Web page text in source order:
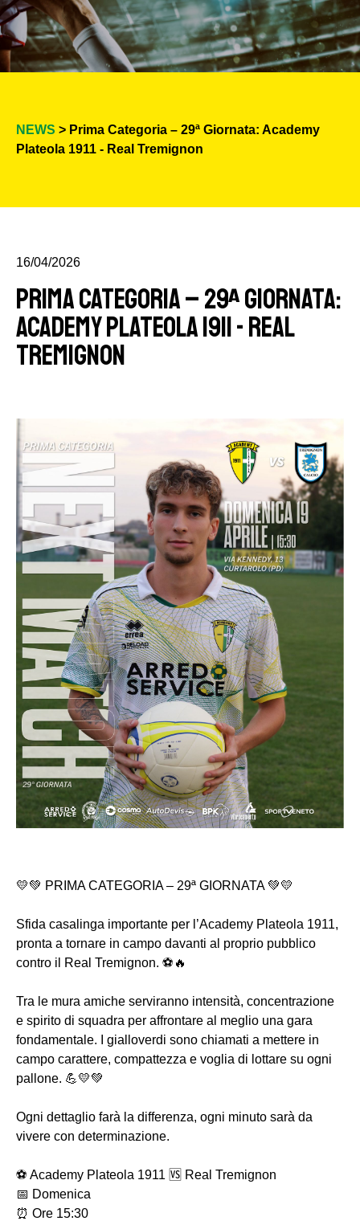
NEWS > Prima Categoria – 29ª Giornata: Academy
Plateola 1911 - Real Tremignon
16/04/2026
Prima Categoria – 29ª Giornata:
Academy Plateola 1911 - Real
Tremignon
💛💚 PRIMA CATEGORIA – 29ª GIORNATA 💚💛
Sfida casalinga importante per l’Academy Plateola 1911,
pronta a tornare in campo davanti al proprio pubblico
contro il Real Tremignon. ⚽🔥
Tra le mura amiche serviranno intensità, concentrazione
e spirito di squadra per affrontare al meglio una gara
fondamentale. I gialloverdi sono chiamati a mettere in
campo carattere, compattezza e voglia di lottare su ogni
pallone. 💪💛💚
Ogni dettaglio farà la differenza, ogni minuto sarà da
vivere con determinazione.
⚽ Academy Plateola 1911 🆚 Real Tremignon
📅 Domenica
⏰ Ore 15:30